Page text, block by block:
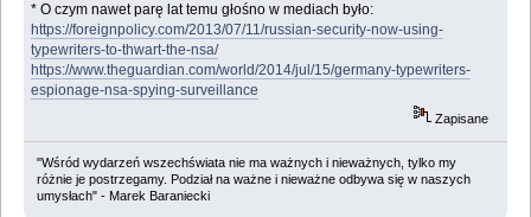
* O czym nawet parę lat temu głośno w mediach było:
https://foreignpolicy.com/2013/07/11/russian-security-now-using-
typewriters-to-thwart-the-nsa/
https://www.theguardian.com/world/2014/jul/15/germany-typewriters-
espionage-nsa-spying-surveillance
Zapisane
"Wśród wydarzeń wszechświata nie ma ważnych i nieważnych, tylko my
różnie je postrzegamy. Podział na ważne i nieważne odbywa się w naszych
umysłach" - Marek Baraniecki